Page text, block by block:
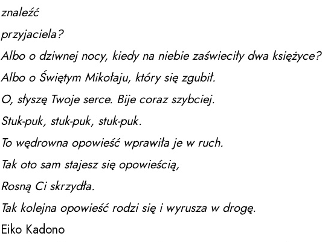
znaleźć
przyjaciela?
Albo o dziwnej nocy, kiedy na niebie zaświeciły dwa księżyce?
Albo o Świętym Mikołaju, który się zgubił.
O, słyszę Twoje serce. Bije coraz szybciej.
Stuk-puk, stuk-puk, stuk-puk.
To wędrowna opowieść wprawiła je w ruch.
Tak oto sam stajesz się opowieścią,
Rosną Ci skrzydła.
Tak kolejna opowieść rodzi się i wyrusza w drogę.
Eiko Kadono